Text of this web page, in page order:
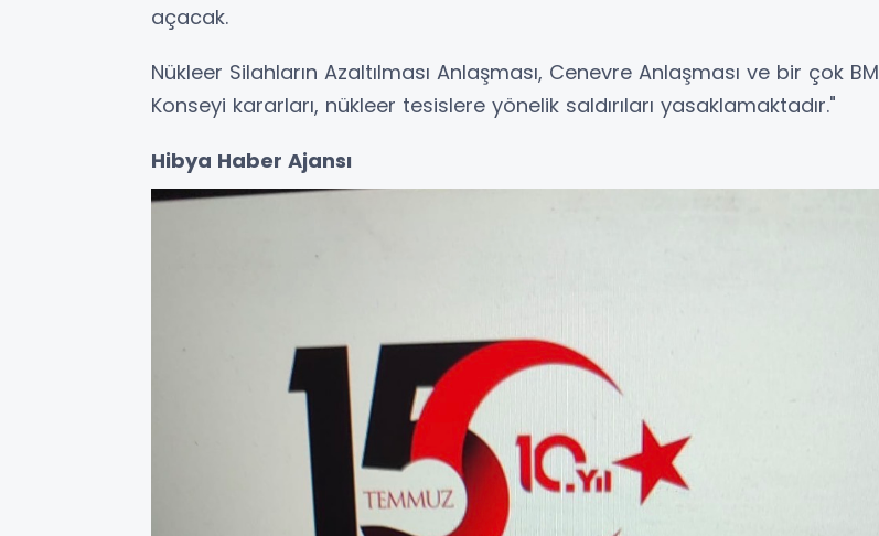
açacak.
Nükleer Silahların Azaltılması Anlaşması, Cenevre Anlaşması ve bir çok BM
Konseyi kararları, nükleer tesislere yönelik saldırıları yasaklamaktadır."
Hibya Haber Ajansı